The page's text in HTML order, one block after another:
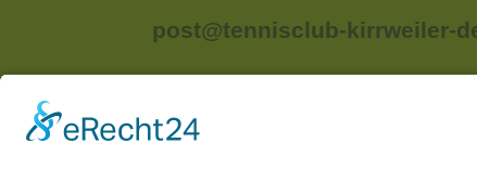
post@tennisclub-kirrweiler-
Anschrift: